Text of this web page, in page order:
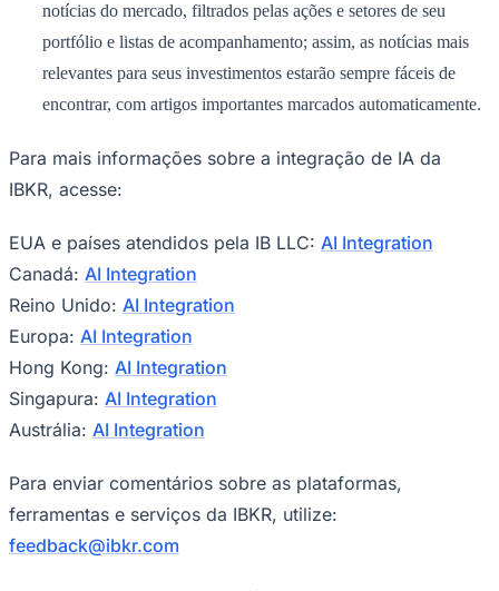
São Paulo
notícias do mercado, filtrados pelas ações e setores de seu
portfólio e listas de acompanhamento; assim, as notícias mais
relevantes para seus investimentos estarão sempre fáceis de
encontrar, com artigos importantes marcados automaticamente.
Para mais informações sobre a integração de IA da
IBKR, acesse:
EUA e países atendidos pela IB LLC: AI Integration
Canadá: AI Integration
Reino Unido: AI Integration
Europa: AI Integration
Hong Kong: AI Integration
Singapura: AI Integration
Austrália: AI Integration
Para enviar comentários sobre as plataformas,
ferramentas e serviços da IBKR, utilize:
feedback@ibkr.com